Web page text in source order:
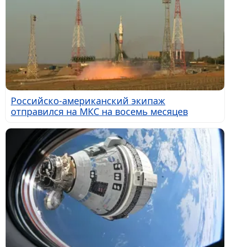
Российско-американский экипаж
отправился на МКС на восемь месяцев